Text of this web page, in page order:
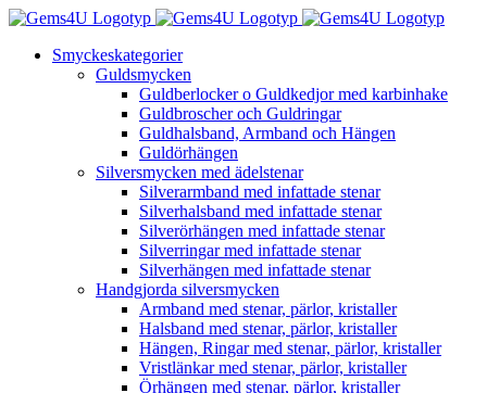
Fortsätt
innehålletSmyckeskategorier
Guldsmycken
Guldberlocker o Guldkedjor med karbinhake
Guldbroscher och Guldringar
Guldhalsband, Armband och Hängen
Guldörhängen
Silversmycken med ädelstenar
Silverarmband med infattade stenar
Silverhalsband med infattade stenar
Silverörhängen med infattade stenar
Silverringar med infattade stenar
Silverhängen med infattade stenar
Handgjorda silversmycken
Armband med stenar, pärlor, kristaller
Halsband med stenar, pärlor, kristaller
Hängen, Ringar med stenar, pärlor, kristaller
Vristlänkar med stenar, pärlor, kristaller
Örhängen med stenar, pärlor, kristaller